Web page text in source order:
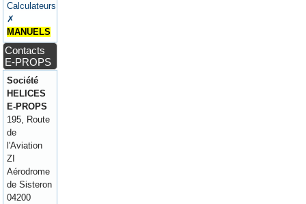
Calculateurs
✗
MANUELS
Contacts
E-PROPS
Société
HELICES
E-PROPS
195, Route
de
l'Aviation
ZI
Aérodrome
de Sisteron
04200